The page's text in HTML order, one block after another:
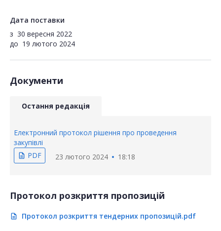
Дата поставки
з 30 вересня 2022
до 19 лютого 2024
Документи
Остання редакція
Електронний протокол рішення про проведення
закупівлі
description PDF 23 лютого 2024 18:18
Протокол розкриття пропозицій
description Протокол розкриття тендерних пропозицій.pdf